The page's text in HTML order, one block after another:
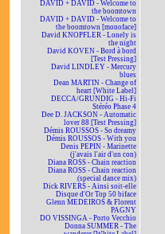
DAVID + DAVID - Welcome to
the boomtown
DAVID + DAVID - Welcome to
the boomtown [monoface]
David KNOPFLER - Lonely is
the night
David KOVEN - Bord à bord
[Test Pressing]
David LINDLEY - Mercury
blues
Dean MARTIN - Change of
heart [White Label]
DECCA/GRUNDIG - Hi-Fi
Stéréo Phase 4
Dee D. JACKSON - Automatic
lover 88 [Test Pressing]
Démis ROUSSOS - So dreamy
Démis ROUSSOS - With you
Denis PEPIN - Marinette
(j'avais l'air d'un con)
Diana ROSS - Chain reaction
Diana ROSS - Chain reaction
(special dance mix)
Dick RIVERS - Ainsi soit-elle
Disque d'Or Top 50 biface
Glenn MEDEIROS & Florent
PAGNY
DO VISSINGA - Porto Vecchio
Donna SUMMER - The